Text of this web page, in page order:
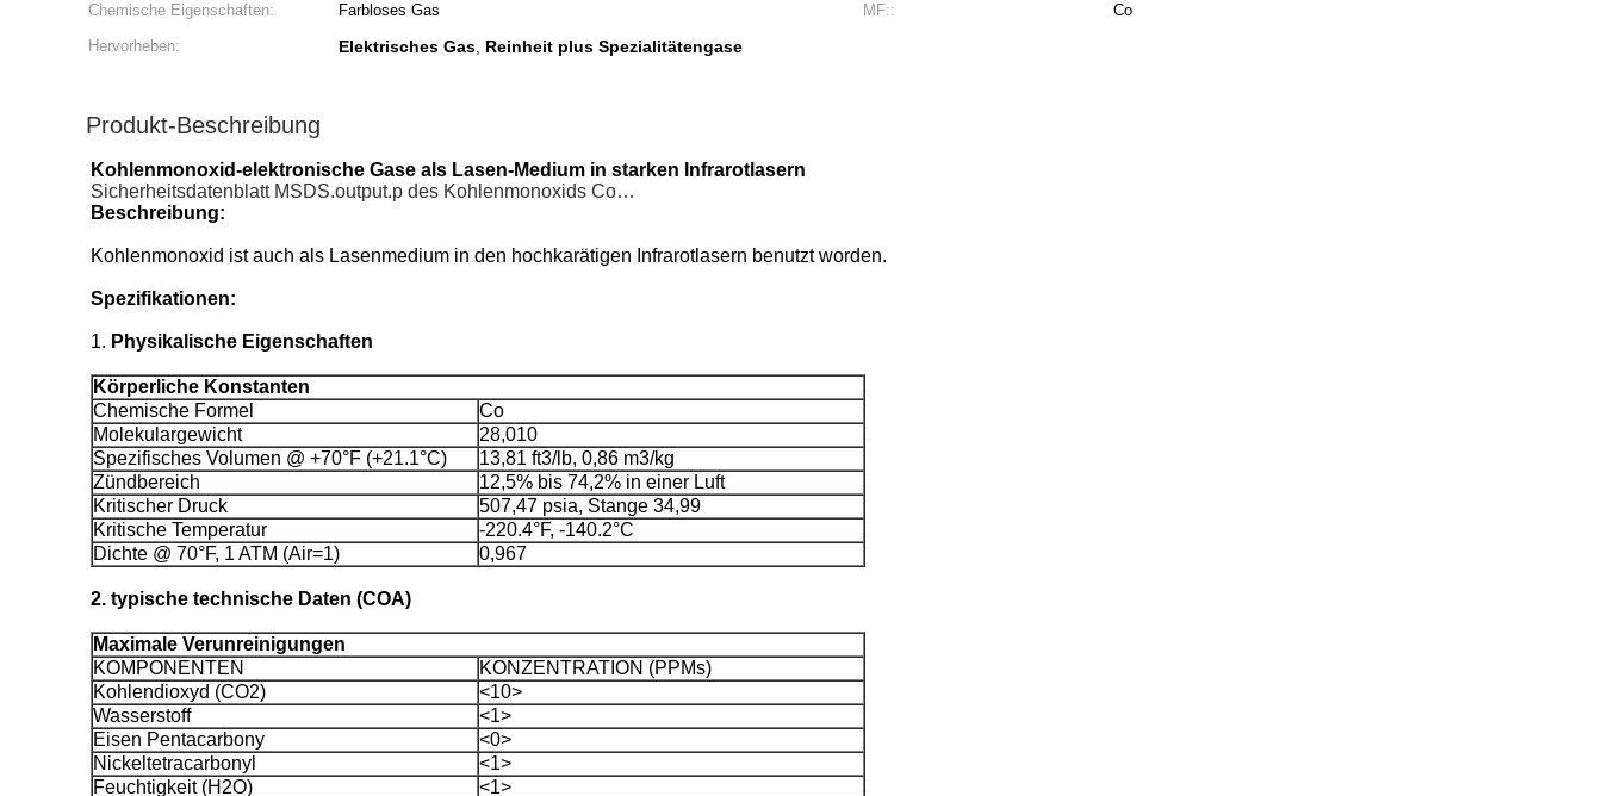
Chemische Eigenschaften:
Farbloses Gas MF::
Co
Hervorheben:
Elektrisches Gas, Reinheit plus Spezialitätengase
Produkt-Beschreibung
Kohlenmonoxid-elektronische Gase als Lasen-Medium in starken Infrarotlasern
Sicherheitsdatenblatt MSDS.output.p des Kohlenmonoxids Co…
Beschreibung:
Kohlenmonoxid ist auch als Lasenmedium in den hochkarätigen Infrarotlasern benutzt worden.
Spezifikationen:
1. Physikalische Eigenschaften
Körperliche Konstanten
Chemische Formel
Co
Molekulargewicht
28,010
Spezifisches Volumen @ +70°F (+21.1°C)
13,81 ft3/lb, 0,86 m3/kg
Zündbereich
12,5% bis 74,2% in einer Luft
Kritischer Druck
507,47 psia, Stange 34,99
Kritische Temperatur
-220.4°F, -140.2°C
Dichte @ 70°F, 1 ATM (Air=1)
0,967
2. typische technische Daten (COA)
Maximale Verunreinigungen
KOMPONENTEN
KONZENTRATION (PPMs)
Kohlendioxyd (CO2)
<10>
Wasserstoff
<1>
Eisen Pentacarbony
<0>
Nickeltetracarbonyl
<1>
Feuchtigkeit (H2O)
<1>